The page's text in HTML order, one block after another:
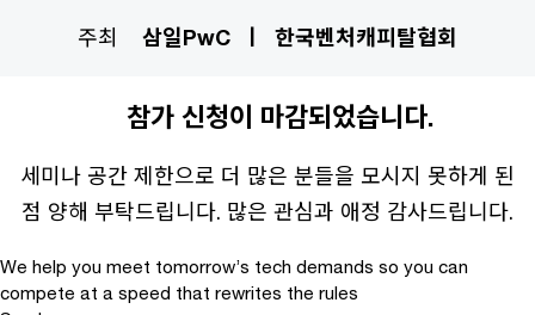
주최 삼일PwC ㅣ 한국벤처캐피탈협회
참가 신청이 마감되었습니다.
세미나 공간 제한으로 더 많은 분들을 모시지 못하게 된
점 양해 부탁드립니다. 많은 관심과 애정 감사드립니다.
We help you meet tomorrow’s tech demands so you can
compete at a speed that rewrites the rules